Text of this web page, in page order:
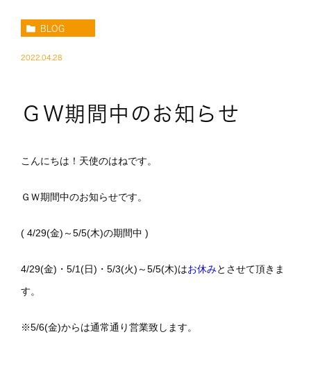
BLOG
2022.04.28
ＧＷ期間中のお知らせ
こんにちは！天使のはねです。
ＧＷ期間中のお知らせです。
( 4/29(金)～5/5(木)の期間中 )
4/29(金)・5/1(日)・5/3(火)～5/5(木)はお休みとさせて頂きま
す。
※5/6(金)からは通常通り営業致します。